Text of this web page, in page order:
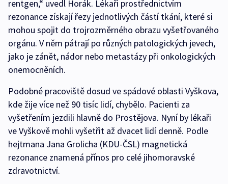
rentgen,“ uvedl Horák. Lékaři prostřednictvím
rezonance získají řezy jednotlivých částí tkání, které si
mohou spojit do trojrozměrného obrazu vyšetřovaného
orgánu. V něm pátrají po různých patologických jevech,
jako je zánět, nádor nebo metastázy při onkologických
onemocněních.
Podobné pracoviště dosud ve spádové oblasti Vyškova,
kde žije více než 90 tisíc lidí, chybělo. Pacienti za
vyšetřením jezdili hlavně do Prostějova. Nyní by lékaři
ve Vyškově mohli vyšetřit až dvacet lidí denně. Podle
hejtmana Jana Grolicha (KDU-ČSL) magnetická
rezonance znamená přínos pro celé jihomoravské
zdravotnictví.